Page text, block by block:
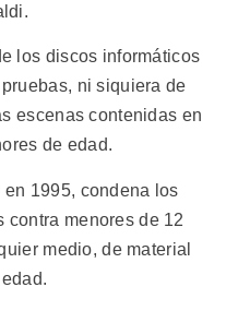
los discos informáticos
ni siquiera de
escenas contenidas en
de edad.
1995, condena los
contra menores de 12
medio, de material